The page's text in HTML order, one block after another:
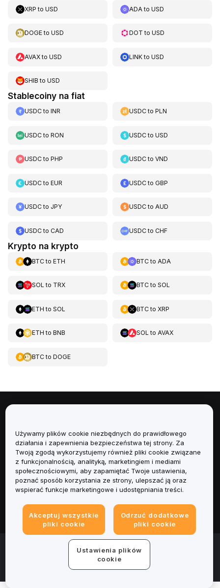
XRP to USD ADA toUSD
DOGEto USD DOT toUSD
AVAXto USD LINKtoUSD
SHIB to USD
Stablecoiny na fiat
USDCto INR USDCtoPLN
USDCto RON USDCtoUSD
USDCto PHP USDCtoVND
USDCto EUR USDCtoGBP
USDCto JPY USDCtoAUD
USDCto CAD USDCtoCHF
Krypto na krypto
BTCto ETH BTCto ADA
SOL to TRX BTCto SOL
ETH to SOL BTCto XRP
ETH to BNB SOL to AVAX
BTCto DOGE
Usługi
Obsługa Klienta
Produkty
Informacje prawne
© 2025-2026 Bybit.eu. Wszystkie prawa zastrzeżone.
Warunki świadczenia usług | Polityka Prywatności
firmy (Impressum)
Centrum preferencji plików cookie
Używamy plików cookie niezbędnych do prawidłowego
działania i zapewnienia bezpieczeństwa tej strony. Za
Twoją zgodą wykorzystujemy również pliki cookie związane
z funkcjonalnością, analityką, marketingiem i mediami
społecznościowymi, aby zapamiętać Twoje ustawienia,
poznać sposób korzystania ze strony, ulepszać ją oraz
wspierać funkcje marketingowe i udostępniania treści.
Akceptuj wszystkie
pliki cookie
Odrzuć dodatkowe
pliki cookie
Ustawienia plików
cookie